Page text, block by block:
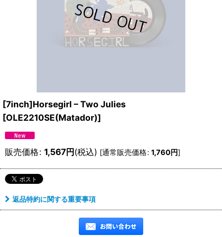
[7inch]Horsegirl – Two Julies
[OLE2210SE(Matador)]
販売価格: 1,567円(税込) [通常販売価格: 1,760円]
返品特約に関する重要事項